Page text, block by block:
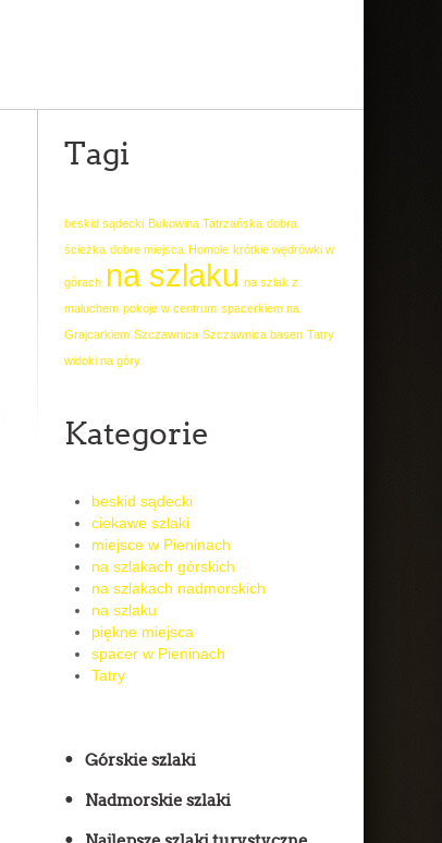
Tagi
beskid sądecki Bukowina Tatrzańska dobra
ścieżka dobre miejsca Homole krótkie wędrówki w
górach na szlaku na szlak z
maluchem pokoje w centrum spacerkiem na
Grajcarkiem Szczawnica Szczawnica basen Tatry
widoki na góry
Kategorie
beskid sądecki
ciekawe szlaki
miejsce w Pieninach
na szlakach górskich
na szlakach nadmorskich
na szlaku
piękne miejsca
spacer w Pieninach
Tatry
Górskie szlaki
Nadmorskie szlaki